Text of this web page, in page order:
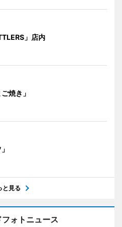
」店内
焼き」
と見る
フォトニュース